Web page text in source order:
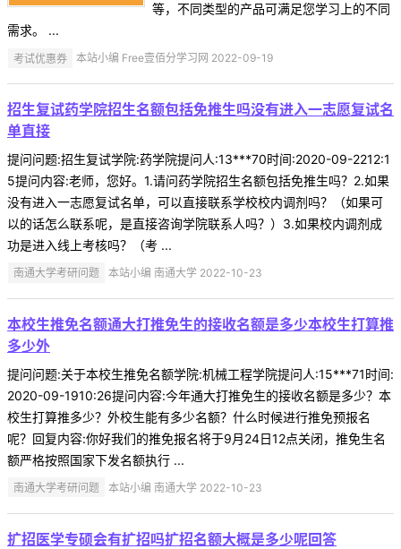
等，不同类型的产品可满足您学习上的不同
需求。 ...
考试优惠券 本站小编 Free壹佰分学习网 2022-09-19
招生复试药学院招生名额包括免推生吗没有进入一志愿复试名
单直接
提问问题:招生复试学院:药学院提问人:13***70时间:2020-09-2212:1
5提问内容:老师，您好。1.请问药学院招生名额包括免推生吗？2.如果
没有进入一志愿复试名单，可以直接联系学校校内调剂吗？（如果可
以的话怎么联系呢，是直接咨询学院联系人吗？）3.如果校内调剂成
功是进入线上考核吗？（考 ...
南通大学考研问题 本站小编 南通大学 2022-10-23
本校生推免名额通大打推免生的接收名额是多少本校生打算推
多少外
提问问题:关于本校生推免名额学院:机械工程学院提问人:15***71时间:
2020-09-1910:26提问内容:今年通大打推免生的接收名额是多少？本
校生打算推多少？外校生能有多少名额？什么时候进行推免预报名
呢？回复内容:你好我们的推免报名将于9月24日12点关闭，推免生名
额严格按照国家下发名额执行 ...
南通大学考研问题 本站小编 南通大学 2022-10-23
扩招医学专硕会有扩招吗扩招名额大概是多少呢回答